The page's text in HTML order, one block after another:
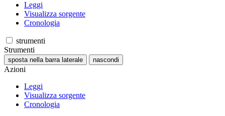
Leggi
Visualizza sorgente
Cronologia
strumenti
Strumenti
sposta nella barra laterale nascondi
Azioni
Leggi
Visualizza sorgente
Cronologia